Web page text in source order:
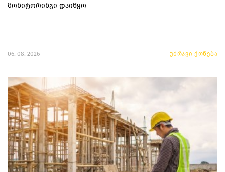
მონიტორინგი დაიწყო
06. 08. 2026 უძრავი ქონება